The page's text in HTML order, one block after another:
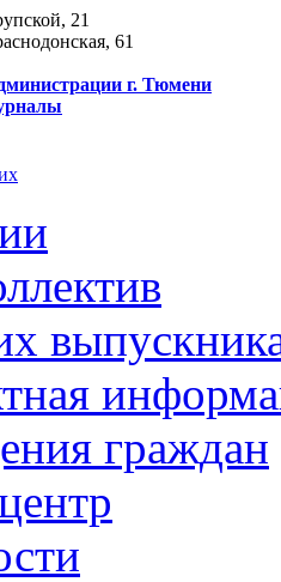
21
61
г. Тюмени
граждан